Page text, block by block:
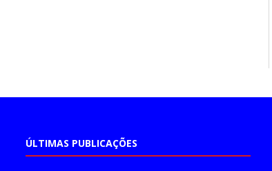
ÚLTIMAS PUBLICAÇÕES